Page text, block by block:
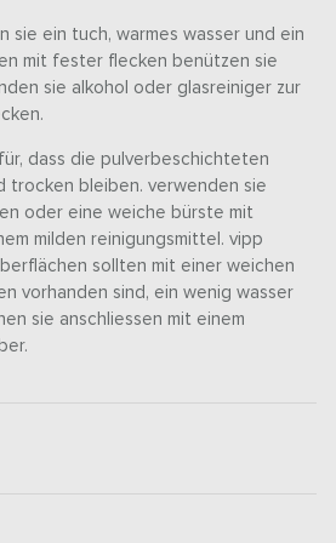
sie ein tuch, warmes wasser und ein
mit fester flecken benützen sie
sie alkohol oder glasreiniger zur
dass die pulverbeschichteten
trocken bleiben. verwenden sie
oder eine weiche bürste mit
milden reinigungsmittel. vipp
sollten mit einer weichen
vorhanden sind, ein wenig wasser
sie anschliessen mit einem